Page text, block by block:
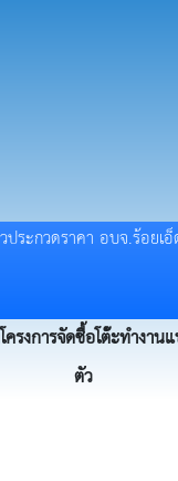
ประกวดราคา อบจ.ร้อยเ
รงการจัดซื้อโต๊ะทำงา
ตัว